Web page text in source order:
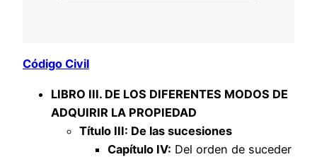
Código Civil
LIBRO III. DE LOS DIFERENTES MODOS DE
ADQUIRIR LA PROPIEDAD
Título III: De las sucesiones
Capítulo IV: Del orden de suceder